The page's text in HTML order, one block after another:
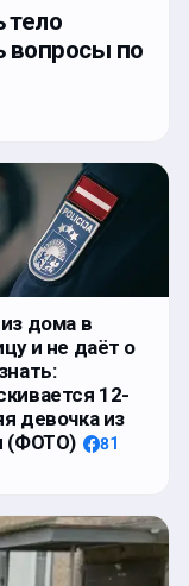
тело
вопросы по
дома в
и не даёт о
12-
девочка из
(ФОТО)
81